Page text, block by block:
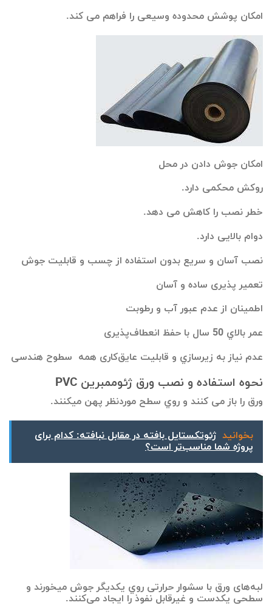
امکان پوشش محدوده وسیعی را فراهم می کند.
امکان جوش دادن در محل
روکش محکمی دارد.
خطر نصب را کاهش می دهد.
دوام بالایی دارد.
نصب آسان و سریع بدون استفاده از چسب و قابلیت جوش
تعمیر پذیری ساده و آسان
اطمینان از عدم عبور آب و رطوبت
عمر بالاي 50 سال با حفظ انعطاف‌پذیری
عدم نیاز به زیرسازي و قابلیت عایق‌کاری همه سطوح هندسی
نحوه استفاده و نصب ورق ژئوممبرین PVC
ورق را باز می کنند و روي سطح موردنظر پهن میکنند.
بخوانید ژئوتکستایل بافته در مقابل نبافته: کدام برای
پروژه شما مناسب‌تر است؟
لبه‌های ورق‌ با سشوار حرارتی روي یکدیگر جوش میخورند و
سطحی یکدست و غیرقابل نفوذ را ایجاد می‌کنند.